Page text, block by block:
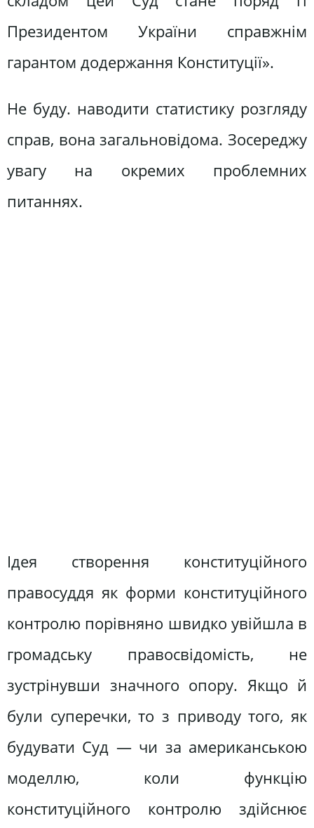
Президентом України справжнім
гарантом додержання Конституції».
Не буду. наводити статистику розгляду
справ, вона загальновідома. Зосереджу
увагу на окремих проблемних
питаннях.
Ідея створення конституційного
правосуддя як форми конституційного
контролю порівняно швидко увійшла в
громадську правосвідомість, не
зустрінувши значного опору. Якщо й
були суперечки, то з приводу того, як
будувати Суд — чи за американською
моделлю, коли функцію
конституційного контролю здійснює